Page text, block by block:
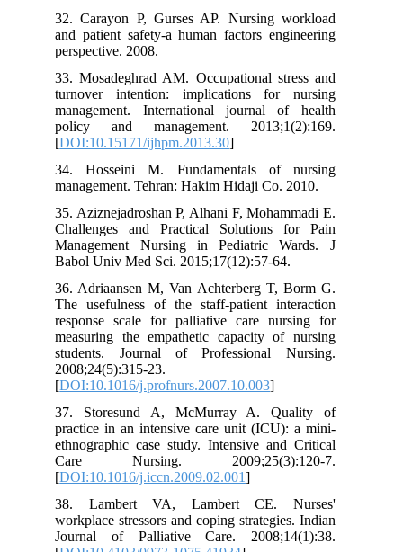
32. Carayon P, Gurses AP. Nursing workload
and patient safety-a human factors engineering
perspective. 2008.
33. Mosadeghrad AM. Occupational stress and
turnover intention: implications for nursing
management. International journal of health
policy and management. 2013;1(2):169.
[DOI:10.15171/ijhpm.2013.30
34. Hosseini M. Fundamentals of nursing
management. Tehran: Hakim Hidaji Co. 2010.
35. Aziznejadroshan P, Alhani F, Mohammadi E.
Challenges and Practical Solutions for Pain
Management Nursing in Pediatric Wards. J
Babol Univ Med Sci. 2015;17(12):57-64.
36. Adriaansen M, Van Achterberg T, Borm G.
The usefulness of the staff-patient interaction
response scale for palliative care nursing for
measuring the empathetic capacity of nursing
students. Journal of Professional Nursing.
2008;24(5):315-23.
[DOI:10.1016/j.profnurs.2007.10.003
37. Storesund A, McMurray A. Quality of
practice in an intensive care unit (ICU): a mini-
ethnographic case study. Intensive and Critical
Care Nursing. 2009;25(3):120-7.
[DOI:10.1016/j.iccn.2009.02.001
38. Lambert VA, Lambert CE. Nurses'
workplace stressors and coping strategies. Indian
Journal of Palliative Care. 2008;14(1):38.